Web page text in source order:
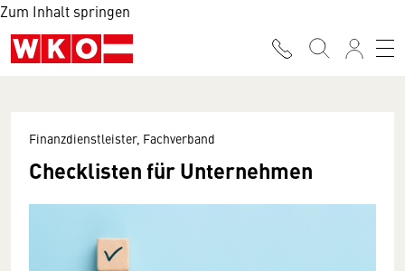
Zum Inhalt springen
Finanzdienstleister, Fachverband
Checklisten für Unternehmen